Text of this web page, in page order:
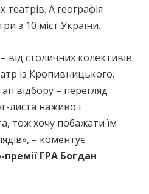
театрів. А географія
з 10 міст України.
від столичних колективів.
із Кропивницького.
відбору – перегляд
листа наживо і
тож хочу побажати їм
– коментує
ГРА Богдан